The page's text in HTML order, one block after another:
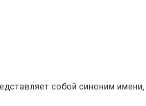
собой синоним имени,